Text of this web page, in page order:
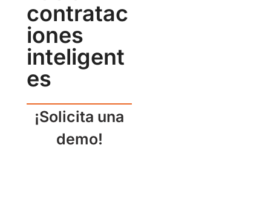
contratac
iones
inteligent
es
¡Solicita una
demo!